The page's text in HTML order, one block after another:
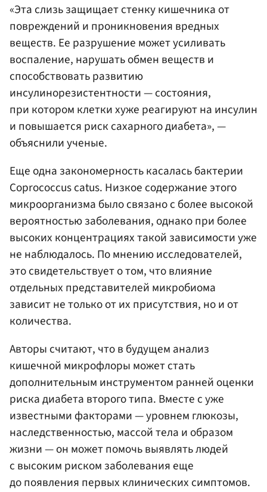
«Эта слизь защищает стенку кишечника от
повреждений и проникновения вредных
веществ. Ее разрушение может усиливать
воспаление, нарушать обмен веществ и
способствовать развитию
инсулинорезистентности — состояния,
при котором клетки хуже реагируют на инсулин
и повышается риск сахарного диабета», —
объяснили ученые.
Еще одна закономерность касалась бактерии
Coprococcus catus. Низкое содержание этого
микроорганизма было связано с более высокой
вероятностью заболевания, однако при более
высоких концентрациях такой зависимости уже
не наблюдалось. По мнению исследователей,
это свидетельствует о том, что влияние
отдельных представителей микробиома
зависит не только от их присутствия, но и от
количества.
Авторы считают, что в будущем анализ
кишечной микрофлоры может стать
дополнительным инструментом ранней оценки
риска диабета второго типа. Вместе с уже
известными факторами — уровнем глюкозы,
наследственностью, массой тела и образом
жизни — он может помочь выявлять людей
с высоким риском заболевания еще
до появления первых клинических симптомов.